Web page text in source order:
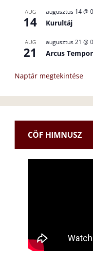
AUG
14
augusztus 14 @
Kurultáj
AUG
21
augusztus 21 @
Arcus
Naptár megtekintése
CÖF HIMNUSZ